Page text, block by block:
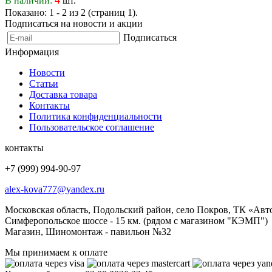
Показано: 1 - 2 из 2 (страниц 1).
Подписаться на новости и акции
Подписаться
Информация
Новости
Статьи
Доставка товара
Контакты
Политика конфиденциальности
Пользовательское соглашение
контакты
+7 (999) 994-90-97
alex-kova777@yandex.ru
Московская область, Подольский район, село Покров, ТК
Симферопольское шоссе - 15 км. (рядом с магазином "КЭМП")
Магазин, Шиномонтаж - павильон №32
Мы принимаем к оплате